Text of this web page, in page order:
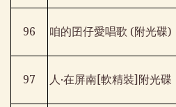
96 咱的囝仔愛唱歌 (附光碟)
97 人‧在屏南[軟精裝]附光碟